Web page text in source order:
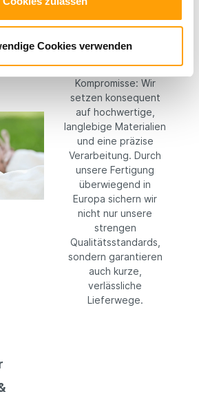
Cookies verwenden
Hochwertige
Materialien
wir keine
Kompromisse: Wir
setzen konsequent
auf hochwertige,
langlebige Materialien
und eine präzise
Verarbeitung. Durch
unsere Fertigung
überwiegend in
Europa sichern wir
nicht nur unsere
strengen
Qualitätsstandards,
sondern garantieren
auch kurze,
verlässliche
Lieferwege.